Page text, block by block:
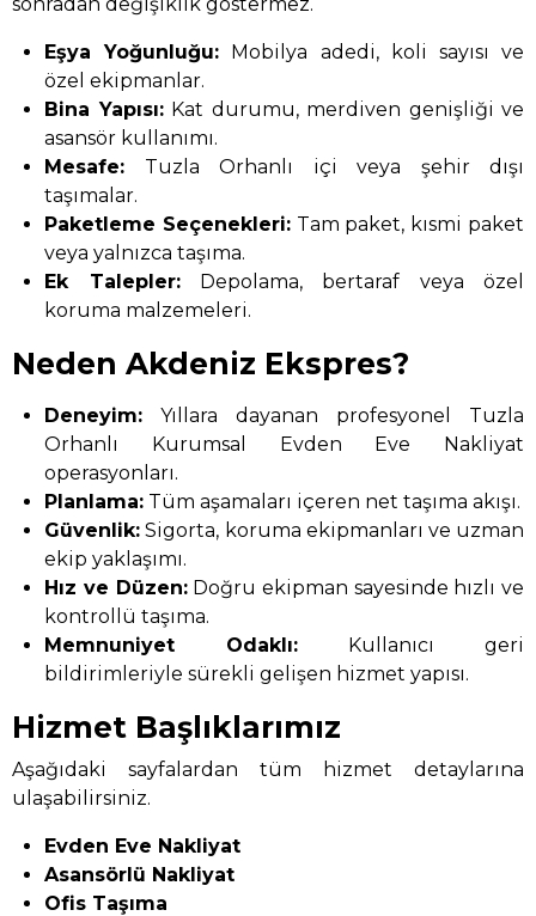
sonradan değişiklik göstermez.
Eşya Yoğunluğu: Mobilya adedi, koli sayısı ve
özel ekipmanlar.
Bina Yapısı:Kat durumu, merdiven genişliği ve
asansör kullanımı.
Mesafe: Tuzla Orhanlı içi veya şehir dışı
taşımalar.
Paketleme Seçenekleri:Tam paket, kısmi paket
veya yalnızca taşıma.
Ek Talepler:Depolama, bertaraf veya özel
koruma malzemeleri.
Neden Akdeniz Ekspres?
Deneyim: Yıllara dayanan profesyonel Tuzla
Orhanlı Kurumsal Evden Eve Nakliyat
operasyonları.
Planlama: Tüm aşamaları içeren net taşıma akışı.
Güvenlik: Sigorta, koruma ekipmanları ve uzman
ekip yaklaşımı.
Hız ve Düzen:Doğru ekipman sayesinde hızlı ve
kontrollü taşıma.
Memnuniyet Odaklı: Kullanıcı geri
bildirimleriyle sürekli gelişen hizmet yapısı.
Hizmet Başlıklarımız
Aşağıdaki sayfalardan tüm hizmet detaylarına
ulaşabilirsiniz.
Evden Eve Nakliyat
Asansörlü Nakliyat
Ofis Taşıma